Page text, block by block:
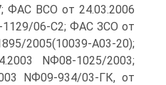
ФАС ВСО от 24.03.2006
06-С2; ФАС ЗСО от
2005(10039-А03-20);
NФ08-1025/2003;
NФ09-934/03-ГК, от